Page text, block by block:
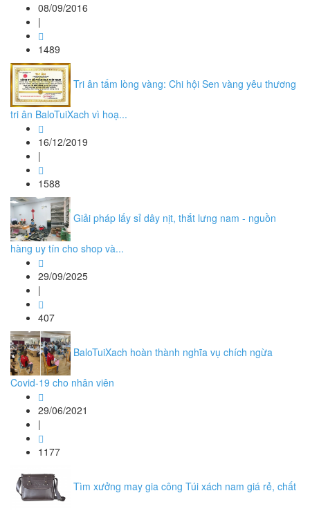
08/09/2016
|
1489
Tri ân tấm lòng vàng: Chi hội Sen vàng yêu thương
tri ân BaloTuiXach vì hoạ...
16/12/2019
|
1588
Giải pháp lấy sỉ dây nịt, thắt lưng nam - nguồn
hàng uy tín cho shop và...
29/09/2025
|
407
BaloTuiXach hoàn thành nghĩa vụ chích ngừa
Covid-19 cho nhân viên
29/06/2021
|
1177
Tìm xưởng may gia công Túi xách nam giá rẻ, chất